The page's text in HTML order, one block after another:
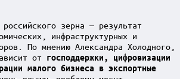
зерна — результат
инфраструктурных и
По мнению Александра Холодного,
от господдержки, цифровизации
малого бизнеса в экспортные